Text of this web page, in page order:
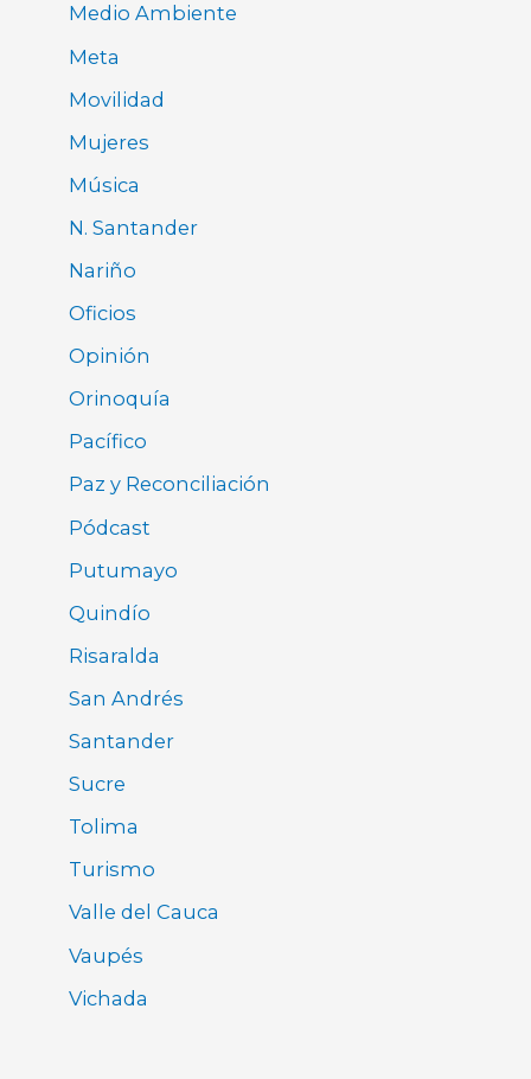
Medio Ambiente
Meta
Movilidad
Mujeres
Música
N. Santander
Nariño
Oficios
Opinión
Orinoquía
Pacífico
Paz y Reconciliación
Pódcast
Putumayo
Quindío
Risaralda
San Andrés
Santander
Sucre
Tolima
Turismo
Valle del Cauca
Vaupés
Vichada